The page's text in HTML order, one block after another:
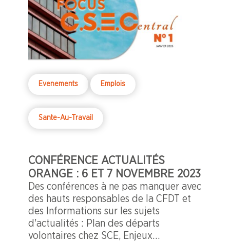
Evenements Emplois
Sante-Au-Travail
CONFÉRENCE ACTUALITÉS
ORANGE : 6 ET 7 NOVEMBRE 2023
Des conférences à ne pas manquer avec
des hauts responsables de la CFDT et
des Informations sur les sujets
d'actualités : Plan des départs
volontaires chez SCE, Enjeux